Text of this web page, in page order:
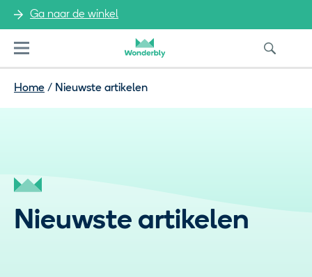
Ga naar de winkel
Menu
Home / Nieuwste artikelen
Nieuwste artikelen